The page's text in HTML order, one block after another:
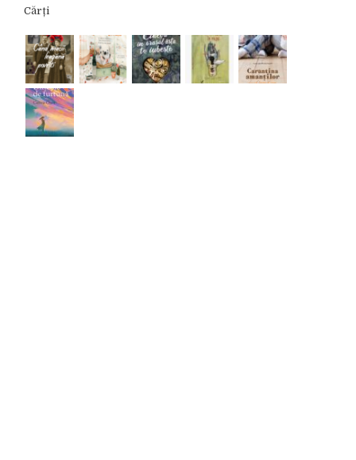
Cărți